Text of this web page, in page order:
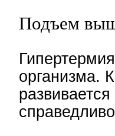
Подъем
организма.